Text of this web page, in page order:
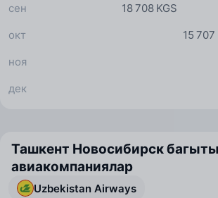
18 708 KGS
сен
15 707
окт
ноя
дек
Ташкент Новосибирск
авиакомпаниялар
Uzbekistan Airways